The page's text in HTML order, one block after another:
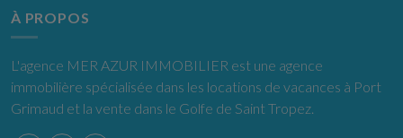
À PROPOS
L'agence MER AZUR IMMOBILIER est une agence
immobilière spécialisée dans les locations de vacances à Port
Grimaud et la vente dans le Golfe de Saint Tropez.